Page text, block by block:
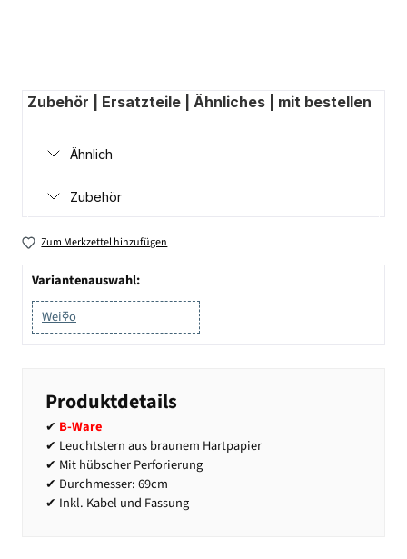
Zubehör | Ersatzteile | Ähnliches | mit bestellen
Ähnlich
Zubehör
Zum Merkzettel hinzufügen
Variantenauswahl:
Weiߧo
Produktdetails
✔ B-Ware
✔ Leuchtstern aus braunem Hartpapier
✔ Mit hübscher Perforierung
✔ Durchmesser: 69cm
✔ Inkl. Kabel und Fassung